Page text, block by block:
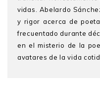
vidas. Abelardo
y rigor acerca de
frecuentado durante
en el misterio de la
avatares de la vida